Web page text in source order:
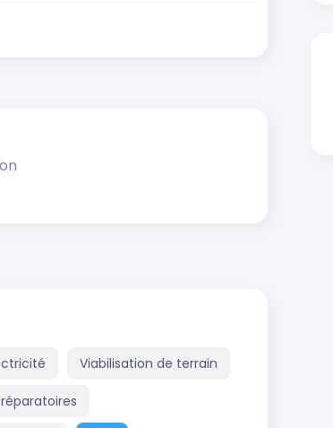
Viabilisation de terrain